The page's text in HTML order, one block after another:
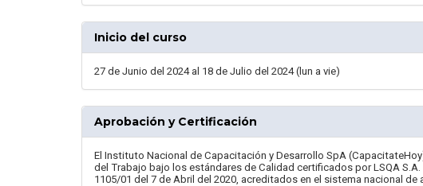
Inicio del curso
27 de Junio del 2024 al 18 de Julio del 2024 (lun a vie)
Aprobación y Certificación
El Instituto Nacional de Capacitación y Desarrollo SpA
del Trabajo bajo los estándares de Calidad certificados por LSQA S.A.
1105/01 del 7 de Abril del 2020, acreditados en el sistema nacional de